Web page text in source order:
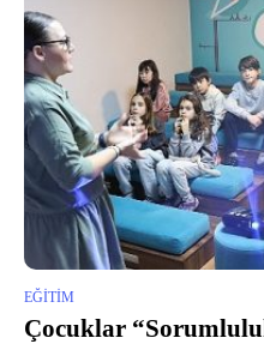
EĞITIM
Çocuklar